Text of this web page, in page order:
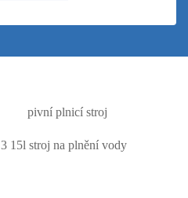
pivní plnicí stroj
3 15l stroj na plnění vody